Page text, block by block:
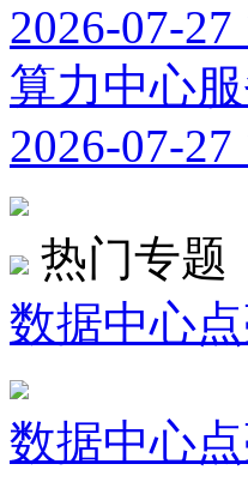
2026-07-27
算力中心
2026-07-27
热门专题
数据中心
数据中心